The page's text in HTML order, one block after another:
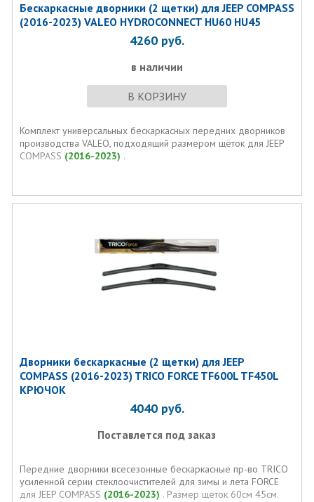
Бескаркасные дворники (2 щетки) для JEEP COMPASS
(2016-2023) VALEO HYDROCONNECT HU60 HU45
4260 руб.
в наличии
В КОРЗИНУ
Комплект универсальных бескаркасных передних дворников
производства VALEO, подходящий размером щёток для JEEP
COMPASS (2016-2023) .
Дворники бескаркасные (2 щетки) для JEEP
COMPASS (2016-2023) TRICO FORCE TF600L TF450L
КРЮЧОК
4040 руб.
Поставлется под заказ
Передние дворники всесезонные бескаркасные пр-во TRICO
усиленной серии стеклоочистителей для зимы и лета FORCE
для JEEP COMPASS (2016-2023) . Размер щеток 60см 45см.